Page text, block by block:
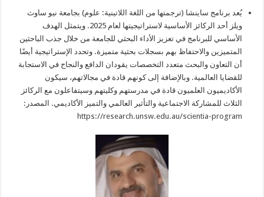
يُعد برنامج ساينشا (ترجمتها من اللغة اللاتينية: علوم) بجامعة نيو ساوث
ويلز أحد الركائز الأساسية لاستراتيجيتها لعام 2025. ويتمثل الهدف
الأساسي للبرنامج في تعزيز الأداء البحثي للجامعة من خلال جذب الباحثين
المتميزين والاحتفاظ بهم بسجلات بحثية متميزة. وتحدد الإستراتيجية أيضًا
أن التعاون والبحث متعدد التخصصات يقودان الدافع والنجاح في الاستجابة
للقضايا العالمية. وبالإضافة إلى كونهم قادة في مجالاتهم، سيكون
الأكاديميون العلميون قادة في مدرستهم وكليتهم وسيتفاعلون مع الركائز
الثلاث للمشاركة الاجتماعية والتأثير العالمي والتميز الأكاديمي. المصدر:
https://research.unsw.edu.au/scientia-program